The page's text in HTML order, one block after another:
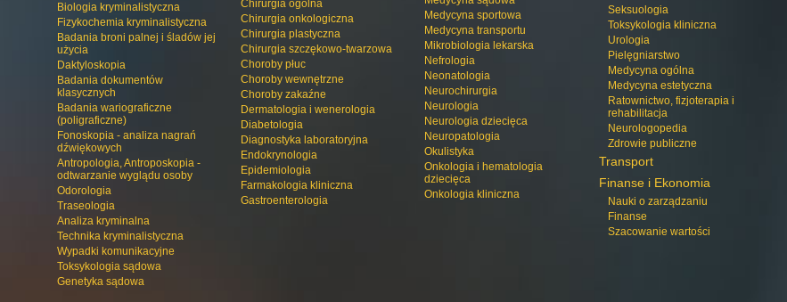
Biologia kryminalistyczna
Fizykochemia kryminalistyczna
Badania broni palnej i śladów jej
użycia
Daktyloskopia
Badania dokumentów
klasycznych
Badania wariograficzne
(poligraficzne)
Fonoskopia - analiza nagrań
dźwiękowych
Antropologia, Antroposkopia -
odtwarzanie wyglądu osoby
Odorologia
Traseologia
Analiza kryminalna
Technika kryminalistyczna
Wypadki komunikacyjne
Toksykologia sądowa
Genetyka sądowa
Chirurgia ogólna
Chirurgia onkologiczna
Chirurgia plastyczna
Chirurgia szczękowo-twarzowa
Choroby płuc
Choroby wewnętrzne
Choroby zakaźne
Dermatologia i wenerologia
Diabetologia
Diagnostyka laboratoryjna
Endokrynologia
Epidemiologia
Farmakologia kliniczna
Gastroenterologia
Medycyna sportowa
Medycyna transportu
Mikrobiologia lekarska
Nefrologia
Neonatologia
Neurochirurgia
Neurologia
Neurologia dziecięca
Neuropatologia
Okulistyka
Onkologia i hematologia
dziecięca
Onkologia kliniczna
Seksuologia
Toksykologia kliniczna
Urologia
Pielęgniarstwo
Medycyna ogólna
Medycyna estetyczna
Ratownictwo, fizjoterapia i
rehabilitacja
Neurologopedia
Zdrowie publiczne
Transport
Finanse i Ekonomia
Nauki o zarządzaniu
Finanse
Szacowanie wartości